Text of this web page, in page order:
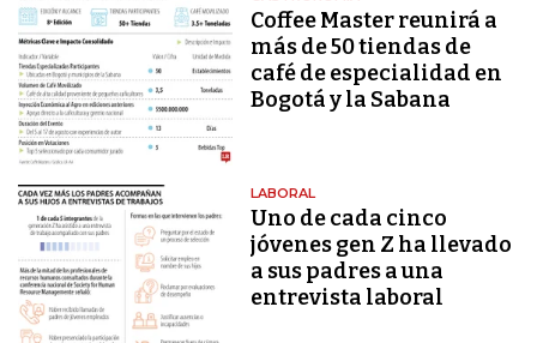
Coffee Master reunirá a
más de 50 tiendas de
café de especialidad en
Bogotá y la Sabana
LABORAL
Uno de cada cinco
jóvenes gen Z ha llevado
a sus padres a una
entrevista laboral